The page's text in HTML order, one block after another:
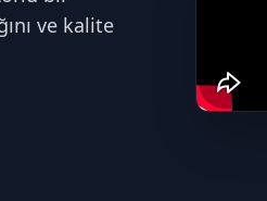
ve kalite